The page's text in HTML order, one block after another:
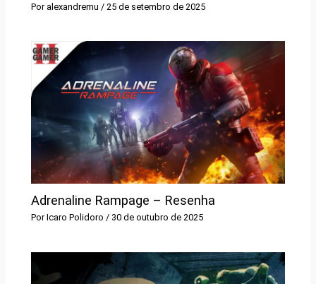
Por alexandremu / 25 de setembro de 2025
Adrenaline Rampage – Resenha
PorIcaro Polidoro/ 30 de outubro de 2025